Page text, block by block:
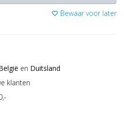
favorite_border Bewaar voor later
en Duitsland
klanten